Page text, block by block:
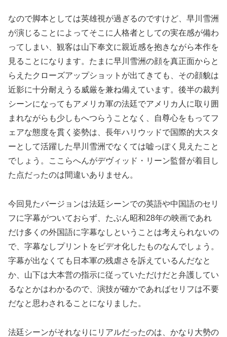
なので脚本としては英雄視が過ぎるのですけど、早川雪洲
が演じることによってそこに人格者としての実在感が備わ
ってしまい、観客は山下奉文に親近感を抱きながら本作を
見ることになります。たまに早川雪洲の顔を真正面からと
らえたクローズアップショットが出てきても、その顔貌は
近影に十分耐えうる威厳を兼ね備えています。後半の裁判
シーンになってもアメリカ軍の法廷でアメリカ人に取り囲
まれながらも少しもへつらうことなく、自尊心をもってフ
ェアな態度を貫く姿勢は、長年ハリウッドで国際的大スタ
ーとして活躍した早川雪洲でなくては嘘っぽく見えたこと
でしょう。ここらへんがデヴィッド・リーン監督が着目し
た点だったのは間違いありません。
今回見たバージョンは法廷シーンでの英語や中国語のセリ
フに字幕がついておらず、たぶん昭和28年の映画であれ
だけ多くの外国語に字幕なしということは考えられないの
で、字幕なしプリントをビデオ化したものなんでしょう。
字幕が出なくても日本軍の残虐さを訴えているんだなと
か、山下は大本営の指示に従っていただけだと弁護してい
るなとかはわかるので、演技が確かであればセリフは不要
だなと思わされることになりました。
法廷シーンがそれなりにリアルだったのは、かなり大勢の